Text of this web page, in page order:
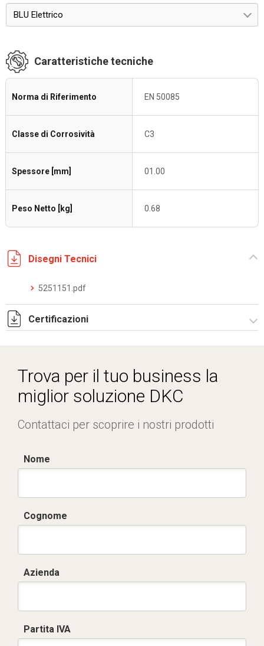
BLU Elettrico
Caratteristiche tecniche
Norma di Riferimento EN 50085
Classe di Corrosività C3
Spessore [mm] 01.00
Peso Netto [kg] 0.68
Disegni Tecnici
5251151.pdf
Certificazioni
Trova per il tuo business la
miglior soluzione DKC
Contattaci per scoprire i nostri prodotti
Nome
Cognome
Azienda
Partita IVA